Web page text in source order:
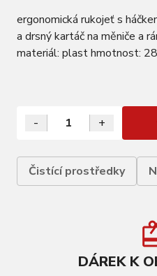
ergonomická rukojeť s
a drsný kartáč na měniče a
materiál: plast hmotnost:
- +
Čistící prostředky
DÁREK K